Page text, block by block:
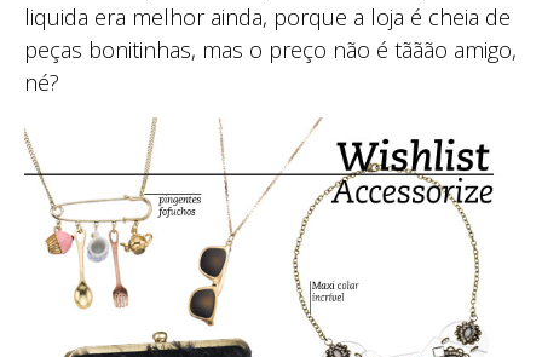
liquida era melhor ainda, porque a loja é cheia de
peças bonitinhas, mas o preço não é tããão amigo,
né?